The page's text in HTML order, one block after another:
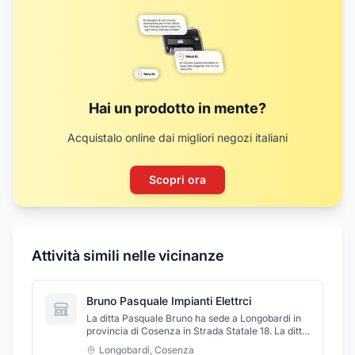
Hai un prodotto in mente?
Acquistalo online dai migliori negozi italiani
Scopri ora
Attività simili nelle vicinanze
Bruno Pasquale Impianti Elettrci
La ditta Pasquale Bruno ha sede a Longobardi in
provincia di Cosenza in Strada Statale 18. La ditta
Pasquale Bruno si occupa di assistenza,
Longobardi, Cosenza